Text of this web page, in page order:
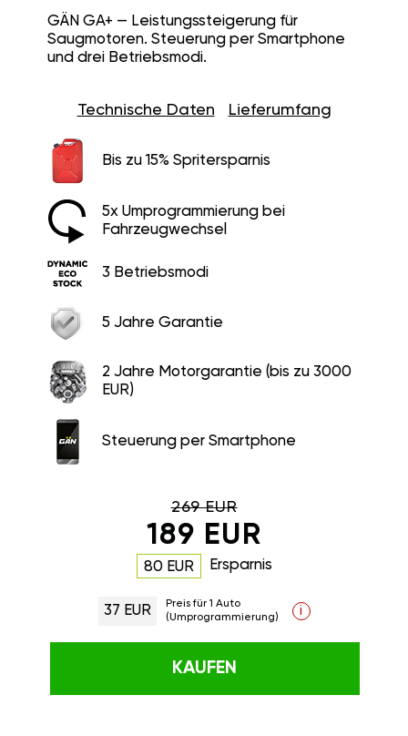
GÄN GA+ — Leistungssteigerung für
Saugmotoren. Steuerung per Smartphone
und drei Betriebsmodi.
Technische Daten Lieferumfang
Bis zu 15% Spritersparnis
5x Umprogrammierung bei
Fahrzeugwechsel
3 Betriebsmodi
5 Jahre Garantie
2 Jahre Motorgarantie (bis zu 3000
EUR)
Steuerung per Smartphone
269 EUR
189 EUR
80 EUR Ersparnis
37 EUR
Preis für 1 Auto
(Umprogrammierung)
i
KAUFEN